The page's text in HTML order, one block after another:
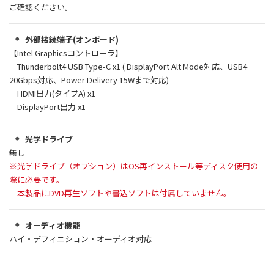
ご確認ください。
外部接続端子(オンボード)
【Intel Graphicsコントローラ】
Thunderbolt4 USB Type-C x1 ( DisplayPort Alt Mode対応、USB4
20Gbps対応、Power Delivery 15Wまで対応)
HDMI出力(タイプA) x1
DisplayPort出力 x1
光学ドライブ
無し
※光学ドライブ（オプション）はOS再インストール等ディスク使用の
際に必要です。
本製品にDVD再生ソフトや書込ソフトは付属していません。
オーディオ機能
ハイ・デフィニション・オーディオ対応